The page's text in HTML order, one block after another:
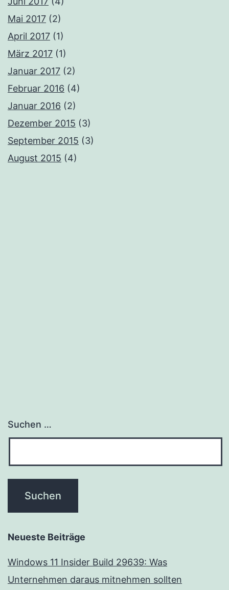
Mai 2017 (2)
April 2017 (1)
März 2017 (1)
Januar 2017 (2)
Februar 2016 (4)
Januar 2016 (2)
Dezember 2015 (3)
September 2015 (3)
August 2015 (4)
Suchen …
Neueste Beiträge
Windows 11 Insider Build 29639: Was
Unternehmen daraus mitnehmen sollten